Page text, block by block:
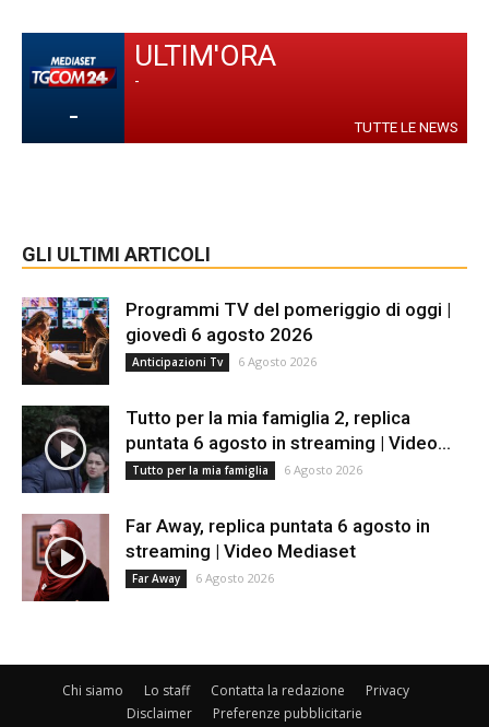
-
ULTIM'ORA
-
TUTTE LE NEWS
GLI ULTIMI ARTICOLI
Programmi TV del pomeriggio di oggi |
giovedì 6 agosto 2026
Anticipazioni Tv 6 Agosto 2026
Tutto per la mia famiglia 2, replica
puntata 6 agosto in streaming | Video...
Tutto per la mia famiglia 6 Agosto 2026
Far Away, replica puntata 6 agosto in
streaming | Video Mediaset
Far Away 6 Agosto 2026
Chi siamo Lo staff Contatta la redazione
Privacy
Disclaimer
Preferenze pubblicitarie